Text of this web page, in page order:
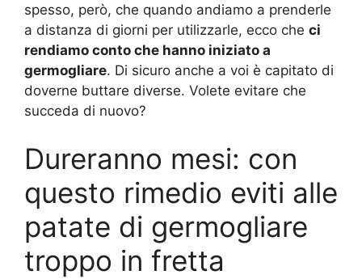
spesso, però, che quando andiamo a prenderle
a distanza di giorni per utilizzarle, ecco che ci
rendiamo conto che hanno iniziato a
germogliare. Di sicuro anche a voi è capitato di
doverne buttare diverse. Volete evitare che
succeda di nuovo?
Dureranno mesi: con
questo rimedio eviti alle
patate di germogliare
troppo in fretta